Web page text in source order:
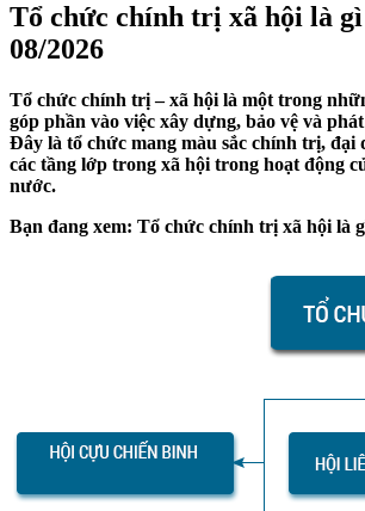
Tổ chức chính trị xã hội là
08/2026
Tổ chức chính trị – xã hội là một trong
góp phần vào việc xây dựng, bảo vệ và
Đây là tổ chức mang màu sắc chính trị, đại
các tầng lớp trong xã hội trong hoạt động
nước.
Bạn đang xem: Tổ chức chính trị xã hội là